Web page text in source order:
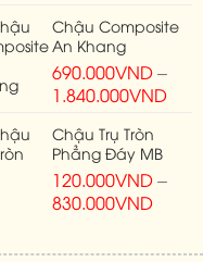
Chậu Composite
An Khang
690.000VND–
1.840.000VND
Chậu Trụ Tròn
Phẳng Đáy MB
120.000VND–
830.000VND